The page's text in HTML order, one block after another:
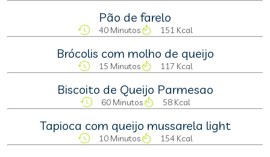
Pão de farelo
40 Minutos 151 Kcal
Brócolis com molho de queijo
15 Minutos 117 Kcal
Biscoito de Queijo Parmesao
60 Minutos 58 Kcal
Tapioca com queijo mussarela light
10 Minutos 154 Kcal